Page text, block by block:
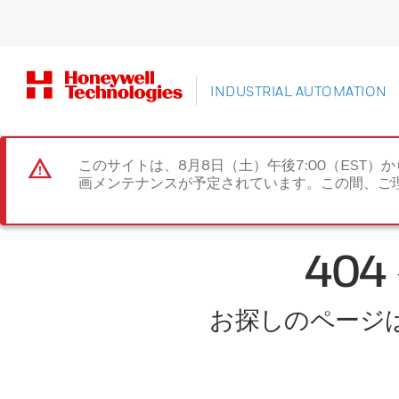
INDUSTRIAL AUTOMATION
このサイトは、8月8日（土）午後7:00（EST）
画メンテナンスが予定されています。この間、
404
お探しのページ